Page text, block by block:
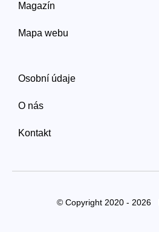
Magazín
Mapa webu
Osobní údaje
O nás
Kontakt
© Copyright 2020 - 2026